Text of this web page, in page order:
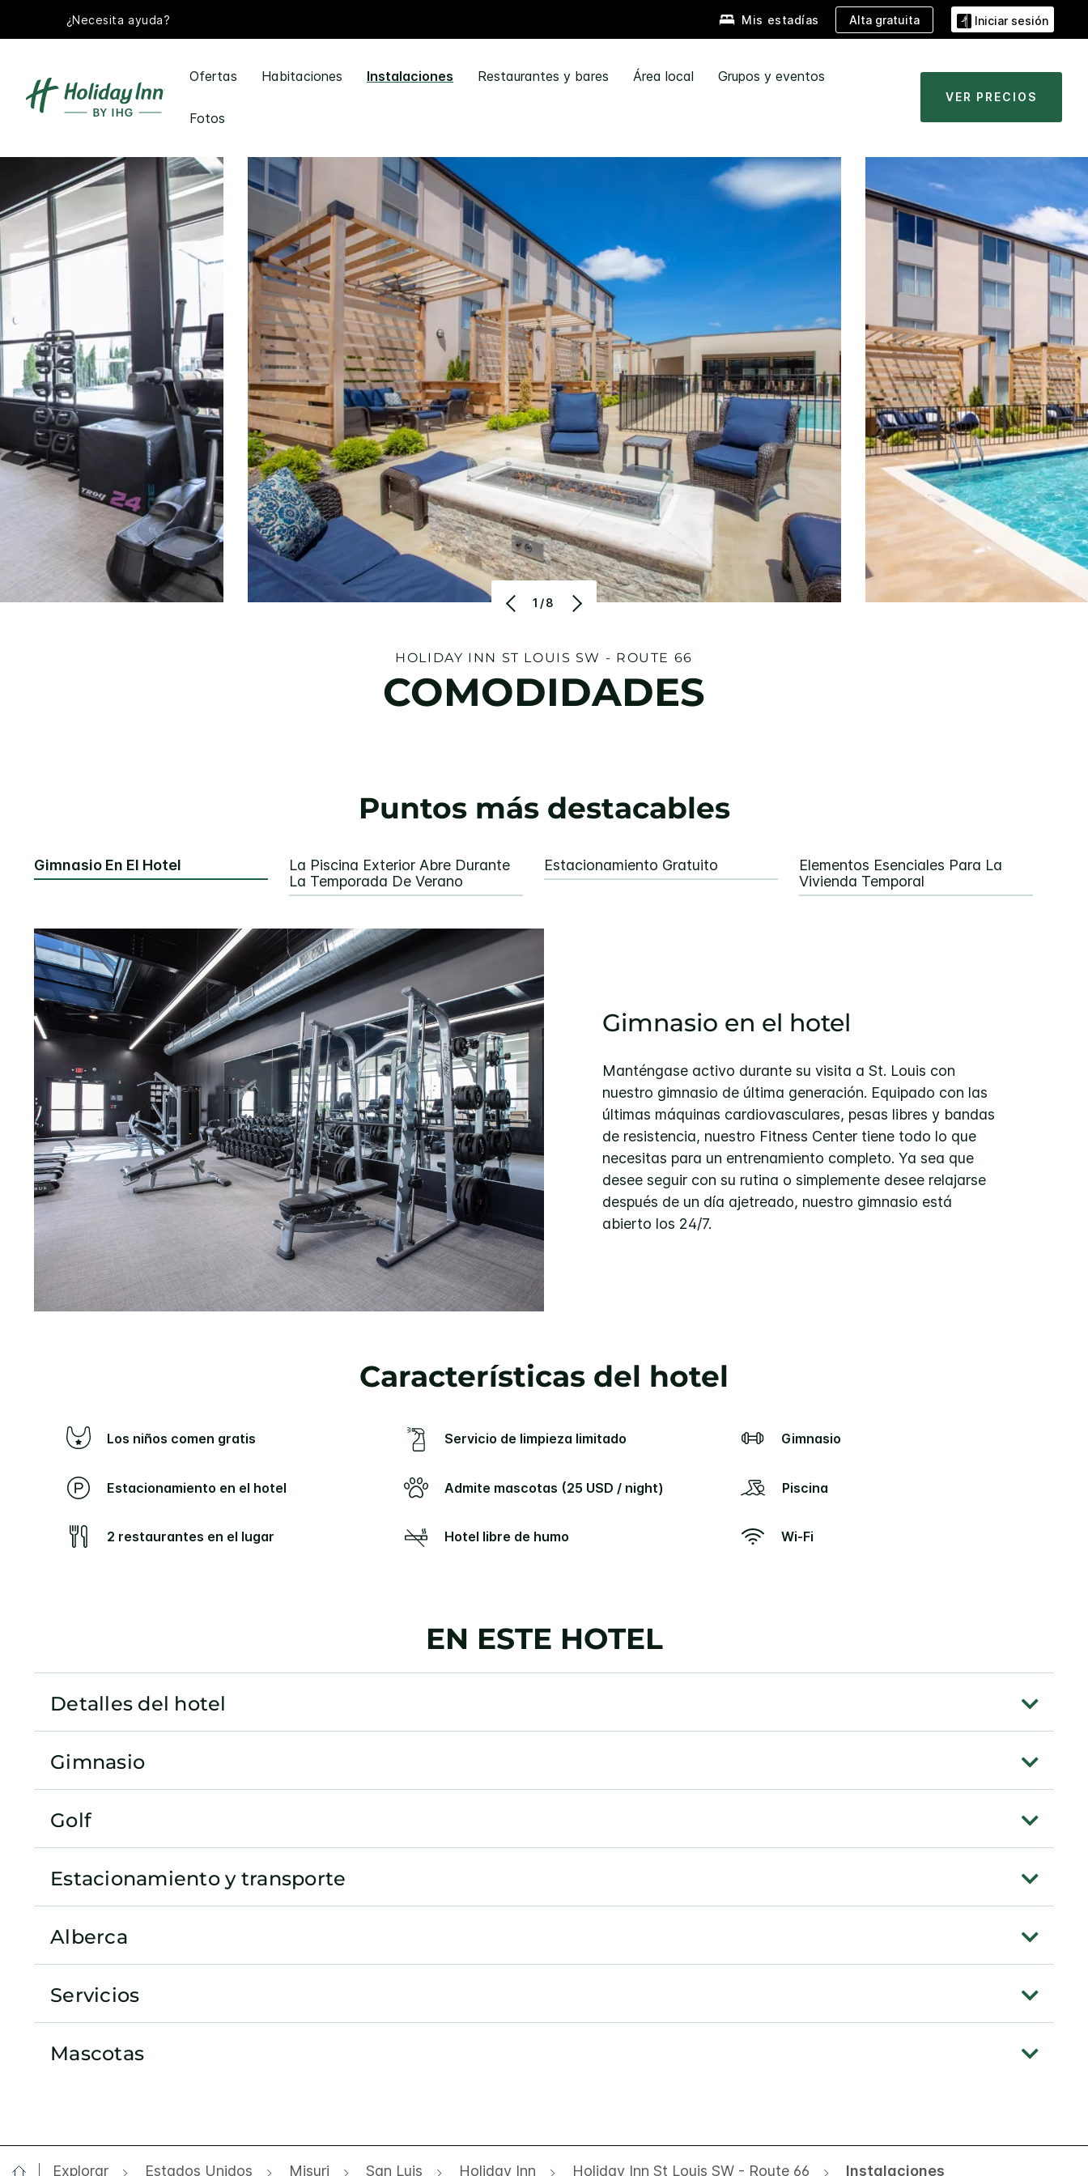
¿Necesita ayuda? Mis estadías Alta gratuita Iniciar sesión
Ofertas Habitaciones Instalaciones Restaurantes y bares Área local Grupos y eventos
Fotos
VER PRECIOS
1/8
HOLIDAY INN ST LOUIS SW - ROUTE 66
COMODIDADES
Puntos más destacables
Gimnasio En El Hotel
La Piscina Exterior Abre Durante
La Temporada De Verano
Estacionamiento Gratuito
Elementos Esenciales Para La
Vivienda Temporal
Gimnasio en el hotel
Manténgase activo durante su visita a St. Louis con
nuestro gimnasio de última generación. Equipado con las
últimas máquinas cardiovasculares, pesas libres y bandas
de resistencia, nuestro Fitness Center tiene todo lo que
necesitas para un entrenamiento completo. Ya sea que
desee seguir con su rutina o simplemente desee relajarse
después de un día ajetreado, nuestro gimnasio está
abierto los 24/7.
Características del hotel
Los niños comen gratis Servicio de limpieza limitado Gimnasio
Estacionamiento en el hotel Admite mascotas (25 USD / night) Piscina
2 restaurantes en el lugar Hotel libre de humo Wi-Fi
EN ESTE HOTEL
Detalles del hotel
Gimnasio
Golf
Estacionamiento y transporte
Alberca
Servicios
Mascotas
Explorar Estados Unidos Misuri San Luis Holiday Inn Holiday Inn St Louis SW - Route 66 Instalaciones